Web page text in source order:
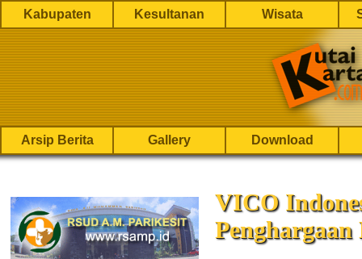
Kabupaten Kesultanan Wisata
Arsip Berita Gallery Download
VICO